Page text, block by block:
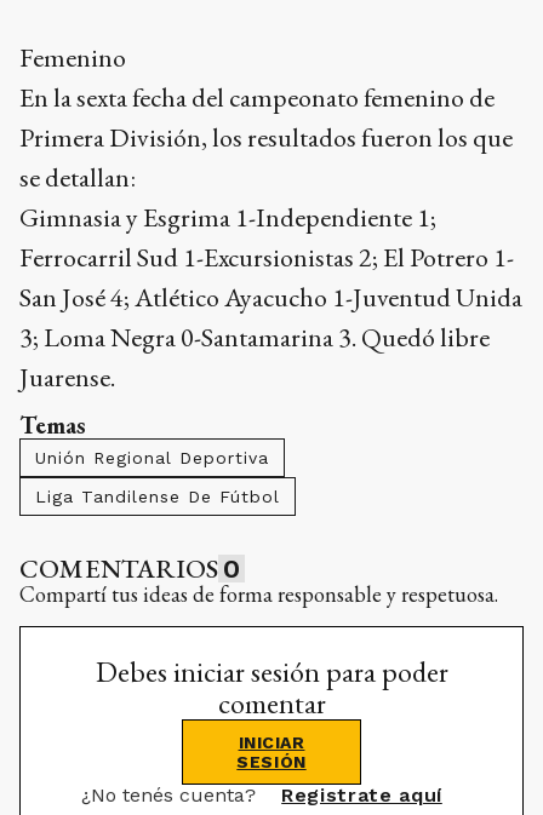
Femenino
En la sexta fecha del campeonato femenino de
Primera División, los resultados fueron los que
se detallan:
Gimnasia y Esgrima 1-Independiente 1;
Ferrocarril Sud 1-Excursionistas 2; El Potrero 1-
San José 4; Atlético Ayacucho 1-Juventud Unida
3; Loma Negra 0-Santamarina 3. Quedó libre
Juarense.
Temas
Unión Regional Deportiva
Liga Tandilense De Fútbol
COMENTARIOS 0
Compartí tus ideas de forma responsable y respetuosa.
Debes iniciar sesión para poder
comentar
INICIAR
SESIÓN
¿No tenés cuenta? Registrate aquí